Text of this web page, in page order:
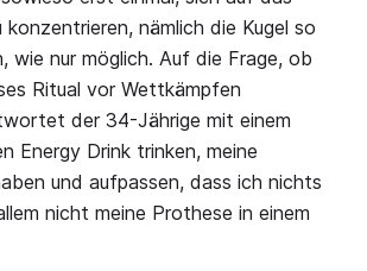
konzentrieren, nämlich die Kugel so
wie nur möglich. Auf die Frage, ob
Ritual vor Wettkämpfen
der 34-Jährige mit einem
Energy Drink trinken, meine
und aufpassen, dass ich nichts
nicht meine Prothese in einem